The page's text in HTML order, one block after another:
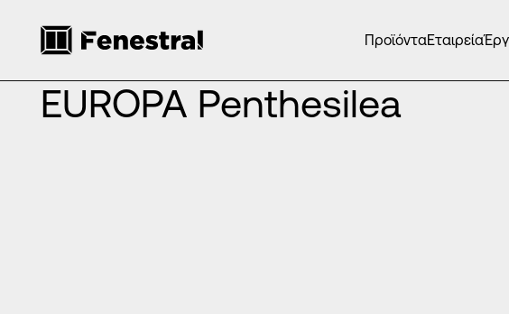
ΠροϊόνταΕταιρεία
ΑΡΧΙΚΉ ΠΡΟΪΌΝΤΑ/ΠΌΜΟΛΑ ΚΟΥΦΩΜΆΤΩΝ – ΧΕΡΟΎΛΙΑ EUROPA
EUROPA Penthesilea